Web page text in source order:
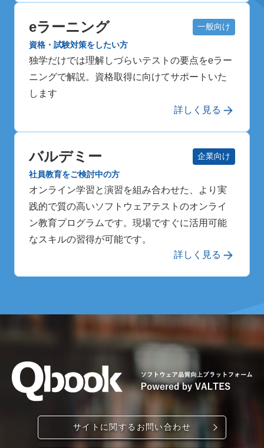
eラーニング
一般向け
資格・試験対策をしたい方
独学だけでは理解しづらいテストの要点をeラー
ニングで解説。資格取得に向けてサポートいた
します
詳しく見る
バルデミー
企業向け
社員教育をご検討中の方
オンライン学習と演習を組み合わせた、より実
践的で質の高いソフトウェアテストのオンライ
ン教育プログラムです。現場ですぐに活用可能
なスキルの習得が可能です。
詳しく見る
サイトに関するお問い合わせ